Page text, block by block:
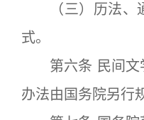
（三）历法、
式。
第六条 民间文
办法由国务院另行